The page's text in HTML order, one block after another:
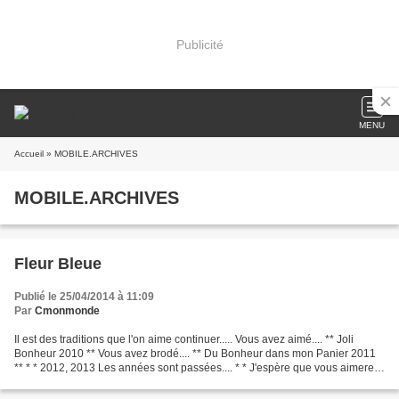
Publicité
MENU
Accueil » MOBILE.ARCHIVES
MOBILE.ARCHIVES
Fleur Bleue
Publié le 25/04/2014 à 11:09
Par Cmonmonde
Il est des traditions que l'on aime continuer..... Vous avez aimé.... ** Joli
Bonheur 2010 ** Vous avez brodé.... ** Du Bonheur dans mon Panier 2011
** * * 2012, 2013 Les années sont passées.... * * J'espère que vous aimerez